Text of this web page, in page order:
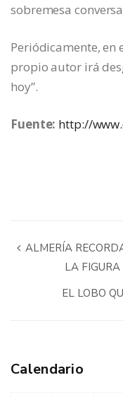
sobremesa
Periódicamente, en
propio autor irá
hoy”.
Fuente: http://
ALMERÍA
LA
EL LOBO
Calendario